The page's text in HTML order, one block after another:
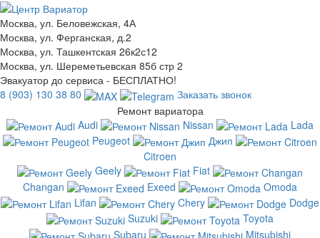
Москва, ул. Беловежская, 4А
Москва, ул. Ферганская, д.2
Москва, ул. Ташкентская 26к2с12
Москва, ул. Шереметьевская 85б стр 2
Эвакуатор до сервиса - БЕСПЛАТНО!
8 (903) 130 38 80
Заказать звонок
Ремонт вариатора
Audi
Nissan
Lada
Peugeot
Джип
Citroen
Geely
Fiat
Changan
Exeed
Omoda
Lifan
Chery
Dodge
Suzuki
Toyota
Subaru
Mitsubishi